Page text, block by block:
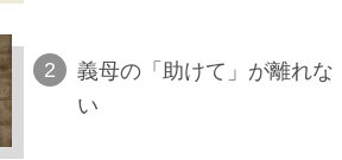
義母の「助けて」が離れな
い